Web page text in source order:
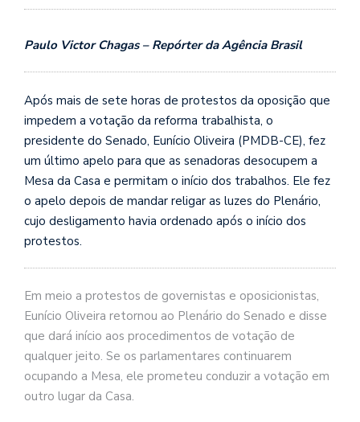
Paulo Victor Chagas – Repórter da Agência Brasil
Após mais de sete horas de protestos da oposição que
impedem a votação da reforma trabalhista, o
presidente do Senado, Eunício Oliveira (PMDB-CE), fez
um último apelo para que as senadoras desocupem a
Mesa da Casa e permitam o início dos trabalhos. Ele fez
o apelo depois de mandar religar as luzes do Plenário,
cujo desligamento havia ordenado após o início dos
protestos.
Em meio a protestos de governistas e oposicionistas,
Eunício Oliveira retornou ao Plenário do Senado e disse
que dará início aos procedimentos de votação de
qualquer jeito. Se os parlamentares continuarem
ocupando a Mesa, ele prometeu conduzir a votação em
outro lugar da Casa.